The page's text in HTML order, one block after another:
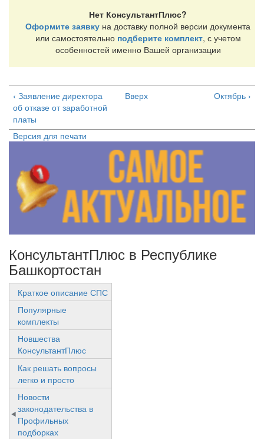
Нет КонсультантПлюс?
Оформите заявку на доставку полной версии документа
или самостоятельно подберите комплект, с учетом
особенностей именно Вашей организации
‹ Заявление директора
об отказе от заработной
платы
Вверх Октябрь ›
Версия для печати
КонсультантПлюс в Республике
Башкортостан
Краткое описание СПС
Популярные
комплекты
Новшества
КонсультантПлюс
Как решать вопросы
легко и просто
Новости
законодательства в
Профильных
подборках